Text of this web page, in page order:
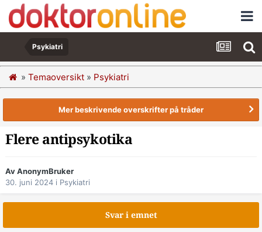
Psykiatri
» Temaoversikt » Psykiatri
Mer beskrivende overskrifter på tråder
Flere antipsykotika
Av AnonymBruker
30. juni 2024 i Psykiatri
Svar i emnet